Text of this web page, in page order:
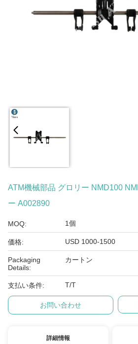
ATM機械部品 グロリー NMD100
ー A002890
MOQ: 1個
価格: USD 1000-1500
Packaging
Details:
カートン
支払い条件: T/T
お問い合わせ
詳細情報